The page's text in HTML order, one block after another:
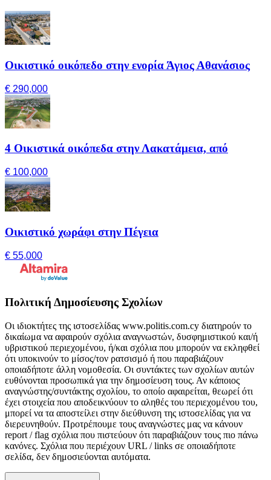
Οικιστικό οικόπεδο στην ενορία Άγιος Αθανάσιος
€ 290,000
4 Οικιστικά οικόπεδα στην Λακατάμεια, από
€ 100,000
Οικιστικό χωράφι στην Πέγεια
€ 55,000
Πολιτική Δημοσίευσης Σχολίων
Οι ιδιοκτήτες της ιστοσελίδας www.politis.com.cy διατηρούν το
δικαίωμα να αφαιρούν σχόλια αναγνωστών, δυσφημιστικού και/ή
υβριστικού περιεχομένου, ή/και σχόλια που μπορούν να εκληφθεί
ότι υποκινούν το μίσος/τον ρατσισμό ή που παραβιάζουν
οποιαδήποτε άλλη νομοθεσία. Οι συντάκτες των σχολίων αυτών
ευθύνονται προσωπικά για την δημοσίευση τους. Αν κάποιος
αναγνώστης/συντάκτης σχολίου, το οποίο αφαιρείται, θεωρεί ότι
έχει στοιχεία που αποδεικνύουν το αληθές του περιεχομένου του,
μπορεί να τα αποστείλει στην διεύθυνση της ιστοσελίδας για να
διερευνηθούν. Προτρέπουμε τους αναγνώστες μας να κάνουν
report / flag σχόλια που πιστεύουν ότι παραβιάζουν τους πιο πάνω
κανόνες. Σχόλια που περιέχουν URL / links σε οποιαδήποτε
σελίδα, δεν δημοσιεύονται αυτόματα.